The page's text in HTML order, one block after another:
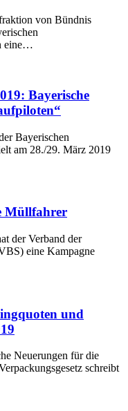
von Bündnis
eine…
Bayerische
Bayerischen
am 28./29. März 2019
Müllfahrer
der Verband der
eine Kampagne
und
Neuerungen für die
schreibt